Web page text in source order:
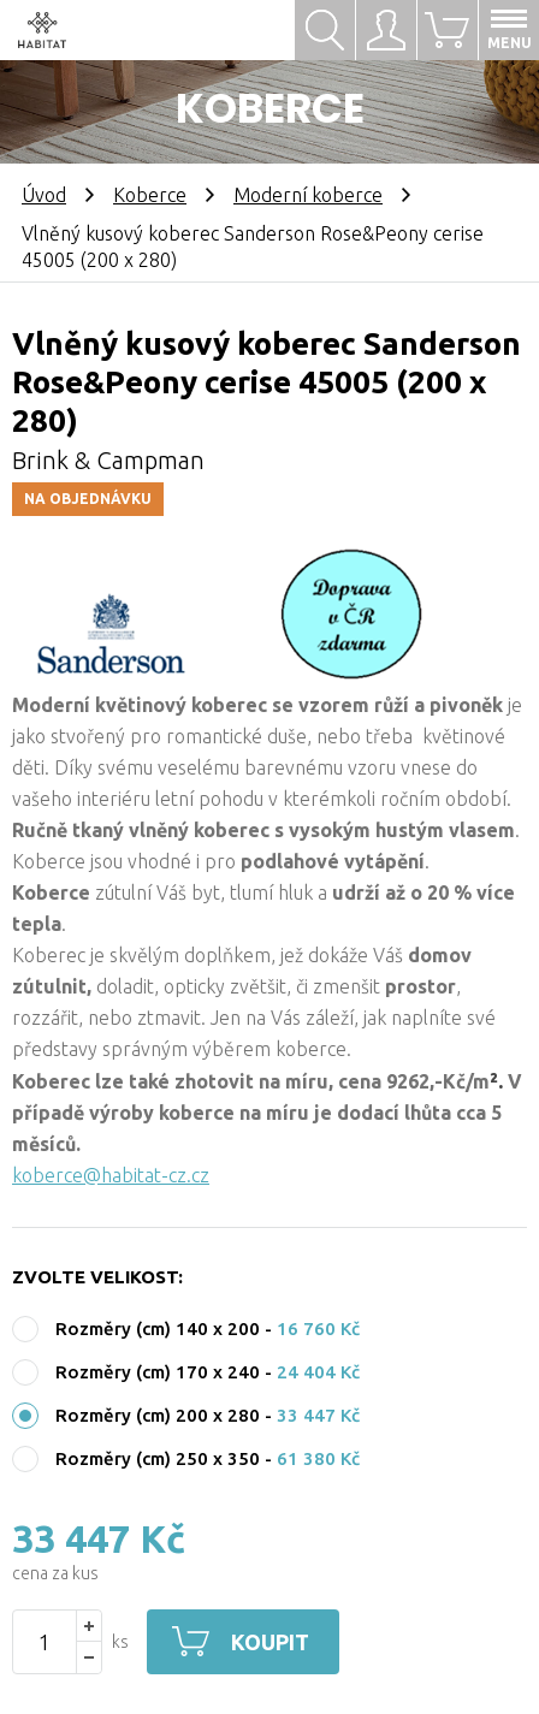
Přihlásit se
KOBERCE
0
MENU
Hledat
Úvod Koberce
Moderní koberce
Vlněný kusový koberec Sanderson Rose&Peony cerise
45005 (200 x 280)
Vlněný kusový koberec Sanderson
Rose&Peony cerise 45005 (200 x
280)
Brink & Campman
NA OBJEDNÁVKU
Moderní květinový koberec se vzorem růží a pivoněk je
jako stvořený pro romantické duše, nebo třeba květinové
děti. Díky svému veselému barevnému vzoru vnese do
vašeho interiéru letní pohodu v kterémkoli ročním období.
Ručně tkaný vlněný koberec s vysokým hustým vlasem.
Koberce jsou vhodné i pro podlahové vytápění.
Koberce zútulní Váš byt, tlumí hluk a udrží až o 20 % více
tepla.
Koberec je skvělým doplňkem, jež dokáže Váš domov
zútulnit, doladit, opticky zvětšit, či zmenšit prostor,
rozzářit, nebo ztmavit. Jen na Vás záleží, jak naplníte své
představy správným výběrem koberce.
Koberec lze také zhotovit na míru, cena 9262,-Kč/m². V
případě výroby koberce na míru je dodací lhůta cca 5
měsíců.
koberce@habitat-cz.cz
ZVOLTE VELIKOST:
Rozměry (cm) 140 x 200 - 16 760 Kč
Rozměry (cm) 170 x 240 - 24 404 Kč
Rozměry (cm) 200 x 280 - 33 447 Kč
Rozměry (cm) 250 x 350 - 61 380 Kč
33 447 Kč
cena za kus
ks KOUPIT